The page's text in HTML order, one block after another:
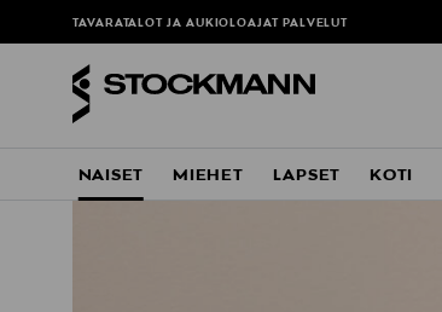
TAVARATALOT JA AUKIOLOAJAT PALVELUT
NAISET MIEHET LAPSET KOTI